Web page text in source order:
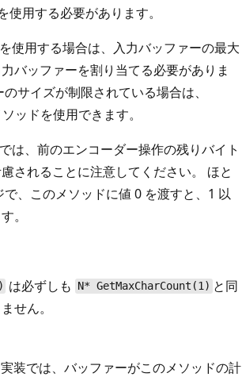
使用する必要があります。
を使用する場合は、入力バッファーの最大
バッファーを割り当てる必要がありま
サイズが制限されている場合は、
ソッドを使用できます。
では、前のエンコーダー操作の残りバイト
されることに注意してください。 ほと
、このメソッドに値 0 を渡すと、1 以
。
は必ずしも N* GetMaxCharCount(1) と同
せん。
実装では、バッファーがこのメソッドの計